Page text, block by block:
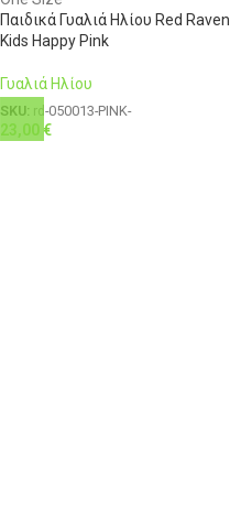
Παιδικά Γυαλιά Ηλίου Red Raven
Kids Happy Pink
Γυαλιά Ηλίου
SKU: rd-050013-PINK-
23,00 €